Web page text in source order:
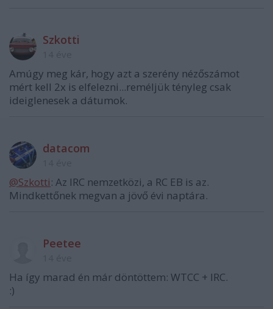
Szkotti
Amúgy meg kár, hogy azt a szerény nézőszámot
mért kell 2x is elfelezni...reméljük tényleg csak
ideiglenesek a dátumok.
datacom
@Szkotti: Az IRC nemzetközi, a RC EB is az.
Mindkettőnek megvan a jövő évi naptára.
Peetee
Ha így marad én már döntöttem: WTCC + IRC.
:)